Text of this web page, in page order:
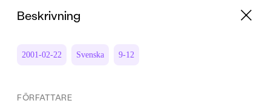
Beskrivning
2001-02-22 Svenska 9-12
FÖRFATTARE